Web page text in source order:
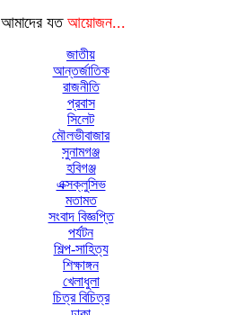
আমাদের যত আয়োজন...
জাতীয়
আন্তর্জাতিক
রাজনীতি
প্রবাস
সিলেট
মৌলভীবাজার
সুনামগঞ্জ
হবিগঞ্জ
এক্সক্লুসিভ
মতামত
সংবাদ বিজ্ঞপ্তি
পর্যটন
শিল্প-সাহিত্য
শিক্ষাঙ্গন
খেলাধুলা
চিত্র বিচিত্র